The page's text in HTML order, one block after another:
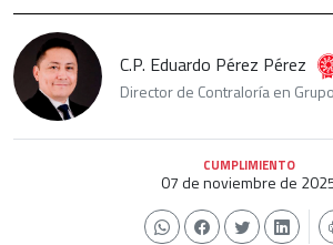
C.P. Eduardo Pérez Pérez
Director de Contraloría en
CUMPLIMIENTO
07 de noviembre de